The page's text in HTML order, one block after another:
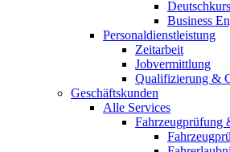
Business
Personaldienstleistung
Zeitarbeit
Jobvermittlung
Qualifizierung &
Geschäftskunden
Alle Services
Fahrzeugprüfung